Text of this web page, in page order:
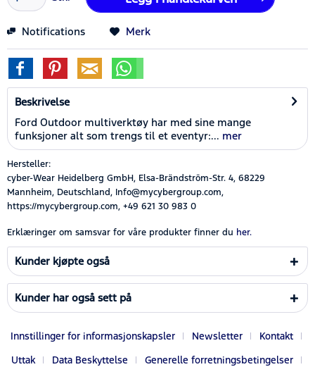
Notifications Merk
Beskrivelse
Ford Outdoor multiverktøy har med sine mange
funksjoner alt som trengs til et eventyr:... mer
Hersteller:
cyber-Wear Heidelberg GmbH, Elsa-Brändström-Str. 4, 68229
Mannheim, Deutschland, Info@mycybergroup.com,
https://mycybergroup.com, +49 621 30 983 0
Erklæringer om samsvar for våre produkter finner du her.
Kunder kjøpte også
Kunder har også sett på
Innstillinger for informasjonskapsler Newsletter
Kontakt
Uttak
Data Beskyttelse
Generelle forretningsbetingelser